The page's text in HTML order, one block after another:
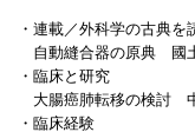
・連載／外科学の古典を
自動縫合器の原典 國
・臨床と研究
大腸癌肺転移の検討
・臨床経験